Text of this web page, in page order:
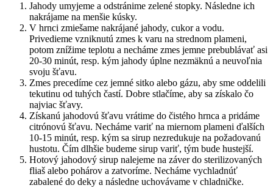
Jahody umyjeme a odstránime zelené stopky. Následne ich
nakrájame na menšie kúsky.
V hrnci zmiešame nakrájané jahody, cukor a vodu.
Privedieme vzniknutú zmes k varu na strednom plameni,
potom znížime teplotu a necháme zmes jemne prebublávať asi
20-30 minút, resp. kým jahody úplne nezmäknú a neuvoľnia
svoju šťavu.
Zmes precedíme cez jemné sitko alebo gázu, aby sme oddelili
tekutinu od tuhých častí. Dobre stlačíme, aby sa získalo čo
najviac šťavy.
Získanú jahodovú šťavu vrátime do čistého hrnca a pridáme
citrónovú šťavu. Necháme variť na miernom plameni ďalších
10-15 minút, resp. kým sa sirup nezredukuje na požadovanú
hustotu. Čím dlhšie budeme sirup variť, tým bude hustejší.
Hotový jahodový sirup nalejeme na záver do sterilizovaných
fliaš alebo pohárov a zatvoríme. Necháme vychladnúť
zabalené do deky a následne uchovávame v chladničke.